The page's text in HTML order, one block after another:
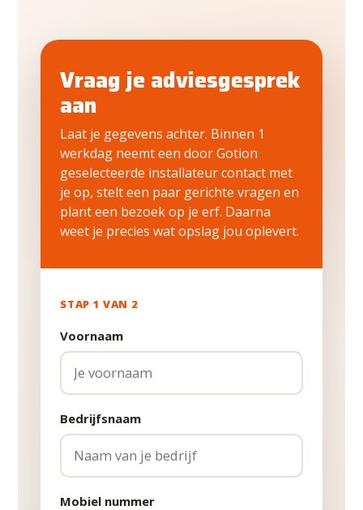
Vraag je adviesgesprek
aan
Laat je gegevens achter. Binnen 1
werkdag neemt een door Gotion
geselecteerde installateur contact met
je op, stelt een paar gerichte vragen en
plant een bezoek op je erf. Daarna
weet je precies wat opslag jou oplevert.
STAP 1 VAN 2
Voornaam
Bedrijfsnaam
Mobiel nummer